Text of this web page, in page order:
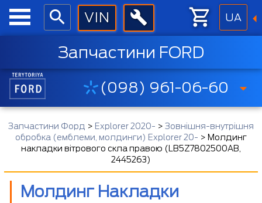
UA
Запчастини FORD
(098) 961-06-60
Запчастини Форд > Explorer 2020- > Зовнішня-внутрішня
обробка (емблеми, молдинги) Explorer 20- > Молдинг
накладки вітрового скла правою (LB5Z7802500AB,
2445263)
Молдинг Накладки